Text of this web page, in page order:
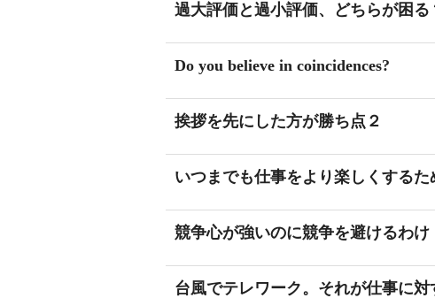
過大評価と過小評価、どちらが困る
Do you believe in coincidences?
挨拶を先にした方が勝ち点２
いつまでも仕事をより楽しくするた
競争心が強いのに競争を避けるわけ
台風でテレワーク。それが仕事に対